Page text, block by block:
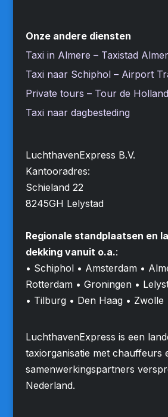
Onze andere diensten
Taxi in Almere – Taxistad
Taxi naar Schiphol – Airport
Private tours – Tour de Holland
Taxi naar dagbesteding
LuchthavenExpress B.V.
Kantooradres:
Schieland 22
8245GH Lelystad
Regionale standplaatsen en
dekking vanuit o.a.:
• Schiphol • Amsterdam •
Rotterdam • Groningen •
• Tilburg • Den Haag • Zwolle
LuchthavenExpress is een
taxiorganisatie met chauffeurs
samenwerkingspartners
Nederland.